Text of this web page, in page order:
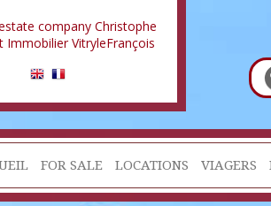
FOR SALE LOCATIONS VIAGERS